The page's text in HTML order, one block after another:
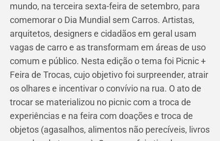
mundo, na terceira sexta-feira de setembro, para
comemorar o Dia Mundial sem Carros. Artistas,
arquitetos, designers e cidadãos em geral usam
vagas de carro e as transformam em áreas de uso
comum e público. Nesta edição o tema foi Picnic +
Feira de Trocas, cujo objetivo foi surpreender, atrair
os olhares e incentivar o convívio na rua. O ato de
trocar se materializou no picnic com a troca de
experiências e na feira com doações e troca de
objetos (agasalhos, alimentos não perecíveis, livros